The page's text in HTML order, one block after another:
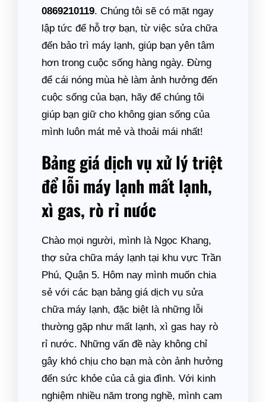
0869210119. Chúng tôi sẽ có mặt ngay
lập tức để hỗ trợ bạn, từ việc sửa chữa
đến bảo trì máy lạnh, giúp bạn yên tâm
hơn trong cuộc sống hàng ngày. Đừng
để cái nóng mùa hè làm ảnh hưởng đến
cuộc sống của bạn, hãy để chúng tôi
giúp bạn giữ cho không gian sống của
mình luôn mát mẻ và thoải mái nhất!
Bảng giá dịch vụ xử lý triệt
để lỗi máy lạnh mất lạnh,
xì gas, rò rỉ nước
Chào mọi người, mình là Ngọc Khang,
thợ sửa chữa máy lạnh tại khu vực Trần
Phú, Quận 5. Hôm nay mình muốn chia
sẻ với các bạn bảng giá dịch vụ sửa
chữa máy lạnh, đặc biệt là những lỗi
thường gặp như mất lạnh, xì gas hay rò
rỉ nước. Những vấn đề này không chỉ
gây khó chịu cho bạn mà còn ảnh hưởng
đến sức khỏe của cả gia đình. Với kinh
nghiệm nhiều năm trong nghề, mình cam